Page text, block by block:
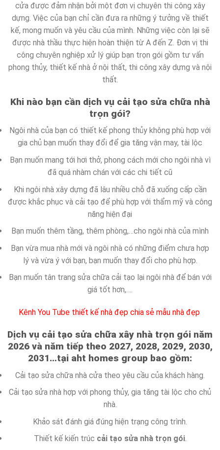
cửa được đảm nhận bởi một đơn vị chuyên thi công xây
dựng. Việc của bạn chỉ cần đưa ra những ý tưởng về thiết
kế, mong muốn và yêu cầu của mình. Những việc còn lại sẽ
được nhà thầu thực hiện hoàn thiện từ A đến Z. Đơn vị thi
công chuyên nghiệp xử lý giúp bạn trọn gói gồm tư vấn
phong thủy, thiết kế nhà ở nội thất, thi công xây dựng và nội
thất.
Khi nào bạn cần dịch vụ cải tạo sửa chữa nhà
trọn gói?
Ngôi nhà của bạn có thiết kế phong thủy không phù hợp với
gia chủ bạn muốn thay đổi để gia tăng vận may, tài lộc
Bạn muốn mang tới hơi thở, phong cách mới cho ngôi nhà vì
đã quá nhàm chán với các chi tiết cũ
Khi ngôi nhà xây dựng đã lâu nhiều chỗ đã xuống cấp cần
được khắc phục và cải tạo để phù hợp với thẩm mỹ và công
năng hiện đại
Bạn muốn thêm tầng, thêm phòng,…cho ngôi nhà của mình
Bạn vừa mua nhà mới và ngôi nhà có những điểm chưa hợp
lý và vừa ý với bạn, bạn muốn thay đổi cho phù hợp.
Bạn muốn tân trang sửa chữa cải tạo lại ngôi nhà để bán với
giá tốt hơn,….
Kênh You Tube thiết kế nhà đẹp chia sẻ mẫu nhà đẹp
Dịch vụ cải tạo sửa chữa xây nhà trọn gói năm
2026 và năm tiếp theo 2027, 2028, 2029, 2030,
2031…tại aht homes group bao gồm:
Cải tạo sửa chữa nhà cửa theo yêu cầu của khách hàng.
Cải tạo sửa nhà hợp với phong thủy, gia tăng tài lộc cho chủ
nhà.
Khảo sát đánh giá đúng hiện trạng công trình.
Thiết kế kiến trúc cải tạo sửa nhà trọn gói.